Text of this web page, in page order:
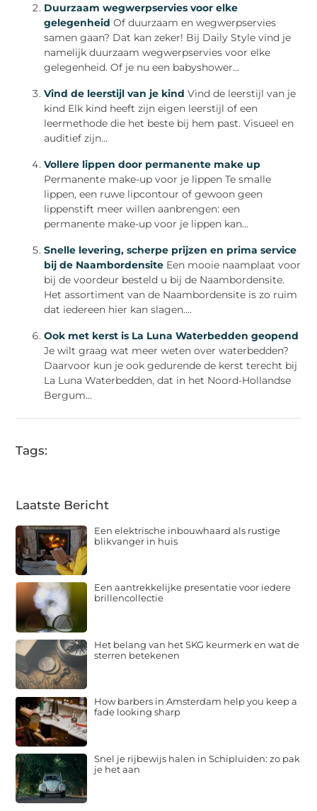
Duurzaam wegwerpservies voor elke
gelegenheid Of duurzaam en wegwerpservies
samen gaan? Dat kan zeker! Bij Daily Style vind je
namelijk duurzaam wegwerpservies voor elke
gelegenheid. Of je nu een babyshower...
Vind de leerstijl van je kind Vind de leerstijl van je
kind Elk kind heeft zijn eigen leerstijl of een
leermethode die het beste bij hem past. Visueel en
auditief zijn...
Vollere lippen door permanente make up
Permanente make-up voor je lippen Te smalle
lippen, een ruwe lipcontour of gewoon geen
lippenstift meer willen aanbrengen: een
permanente make-up voor je lippen kan...
Snelle levering, scherpe prijzen en prima service
bij de Naambordensite Een mooie naamplaat voor
bij de voordeur besteld u bij de Naambordensite.
Het assortiment van de Naambordensite is zo ruim
dat iedereen hier kan slagen....
Ook met kerst is La Luna Waterbedden geopend
Je wilt graag wat meer weten over waterbedden?
Daarvoor kun je ook gedurende de kerst terecht bij
La Luna Waterbedden, dat in het Noord-Hollandse
Bergum...
Tags:
Laatste Bericht
Een elektrische inbouwhaard als rustige
blikvanger in huis
Een aantrekkelijke presentatie voor iedere
brillencollectie
Het belang van het SKG keurmerk en wat de
sterren betekenen
How barbers in Amsterdam help you keep a
fade looking sharp
Snel je rijbewijs halen in Schipluiden: zo pak
je het aan